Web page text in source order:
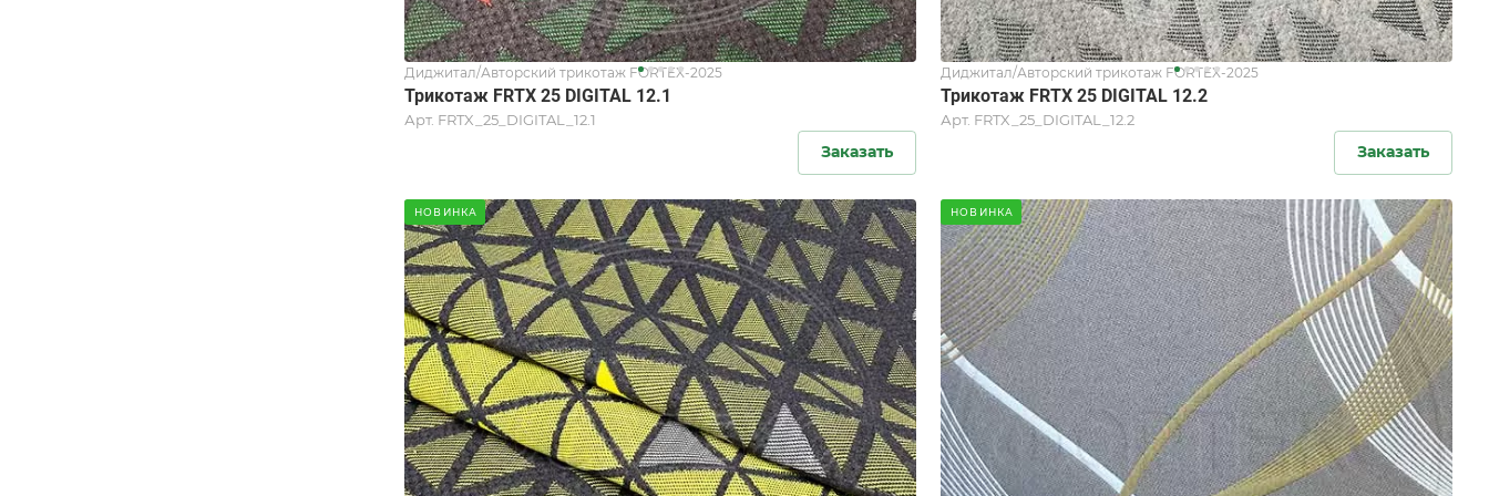
Диджитал/Авторский трикотаж FORTEX-2025
Трикотаж FRTX 25 DIGITAL 12.1
Арт. FRTX_25_DIGITAL_12.1
Заказать
Диджитал/Авторский трикотаж FORTEX-2025
Трикотаж FRTX 25 DIGITAL 12.2
Арт. FRTX_25_DIGITAL_12.2
Заказать
НОВИНКА НОВИНКА